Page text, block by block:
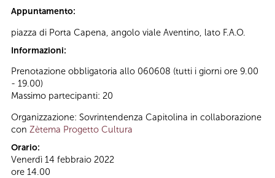
Appuntamento:
piazza di Porta Capena, angolo viale Aventino, lato F.A.O.
Informazioni:
Prenotazione obbligatoria allo 060608 (tutti i giorni ore 9.00
- 19.00)
Massimo partecipanti: 20
Organizzazione: Sovrintendenza Capitolina in collaborazione
con Zètema Progetto Cultura
Orario:
Venerdì 14 febbraio 2022
ore 14.00